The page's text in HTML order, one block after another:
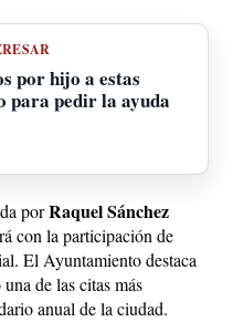
por hijo a estas
para pedir la ayuda
porRaquel Sánchez
con la participación de
El Ayuntamiento destaca
de las citas más
anual de la ciudad.